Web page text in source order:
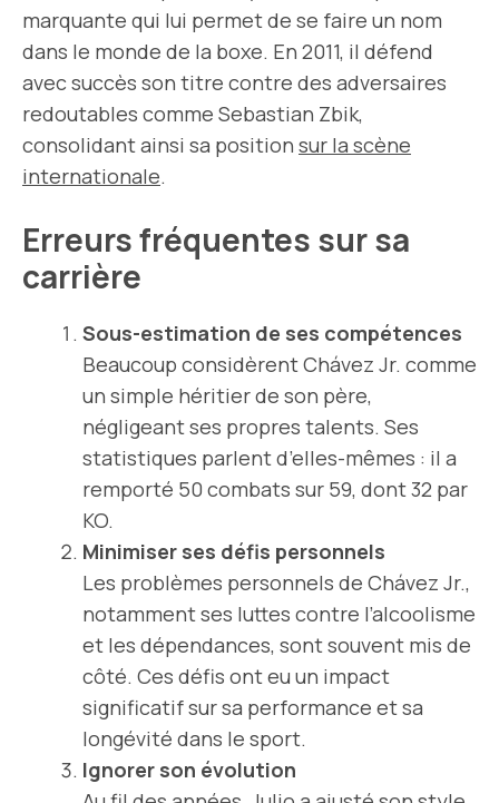
marquante qui lui permet de se faire un nom
dans le monde de la boxe. En 2011, il défend
avec succès son titre contre des adversaires
redoutables comme Sebastian Zbik,
consolidant ainsi sa position sur la scène
internationale.
Erreurs fréquentes sur sa
carrière
Sous-estimation de ses compétences
Beaucoup considèrent Chávez Jr. comme
un simple héritier de son père,
négligeant ses propres talents. Ses
statistiques parlent d’elles-mêmes : il a
remporté 50 combats sur 59, dont 32 par
KO.
Minimiser ses défis personnels
Les problèmes personnels de Chávez Jr.,
notamment ses luttes contre l’alcoolisme
et les dépendances, sont souvent mis de
côté. Ces défis ont eu un impact
significatif sur sa performance et sa
longévité dans le sport.
Ignorer son évolution